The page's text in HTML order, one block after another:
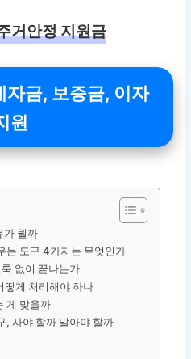
거안정 지원금
자금, 보증금, 이자
원
가 뭘까
는 도구 4가지는 무엇인가
없이 끝나는가
떻게 처리해야 하나
게 맞을까
, 사야 할까 말아야 할까